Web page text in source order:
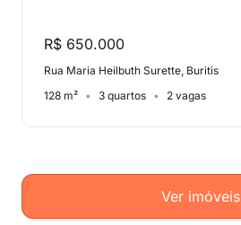
R$ 650.000
Rua Maria Heilbuth Surette, Buritis
128 m²
3 quartos 2 vagas
Ver imóveis